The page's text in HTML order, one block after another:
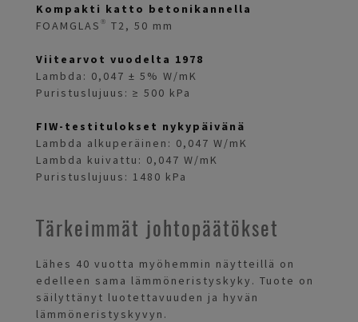
Kompakti katto betonikannella
FOAMGLAS® T2, 50 mm
Viitearvot vuodelta 1978
Lambda: 0,047 ± 5% W/mK
Puristuslujuus: ≥ 500 kPa
FIW-testitulokset nykypäivänä
Lambda alkuperäinen: 0,047 W/mK
Lambda kuivattu: 0,047 W/mK
Puristuslujuus: 1480 kPa
Tärkeimmät johtopäätökset
Lähes 40 vuotta myöhemmin näytteillä on
edelleen sama lämmöneristyskyky. Tuote on
säilyttänyt luotettavuuden ja hyvän
lämmöneristyskyvyn.